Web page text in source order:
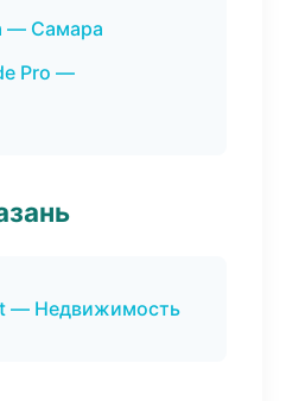
— Самара
Pro —
— Недвижимость